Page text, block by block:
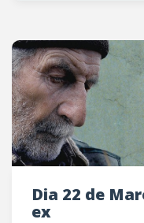
Dia 22 de Março - Café com Filmes -
ex